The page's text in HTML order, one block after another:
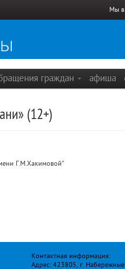
Мы в
граждан афиша
(12+)
Г.М.Хакимовой"
Контактная информация:
Адрес: 423805, г.